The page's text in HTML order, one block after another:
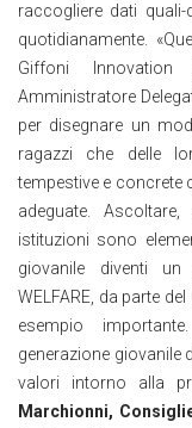
raccogliere dati
quotidianamente.
Giffoni
Amministratore
per disegnare un
ragazzi che delle
tempestive e
adeguate.
istituzioni sono
giovanile diventi un
WELFARE, da parte
esempio
generazione giovanile
valori intorno alla
Marchionni,